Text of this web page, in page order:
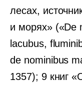
лесах,
и морях» («De
lacubus,
de nominibus
1357); 9 книг